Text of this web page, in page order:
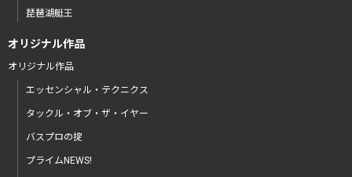
琵琶湖艇王
オリジナル作品
オリジナル作品
エッセンシャル・テクニクス
タックル・オブ・ザ・イヤー
バスプロの掟
プライムNEWS!